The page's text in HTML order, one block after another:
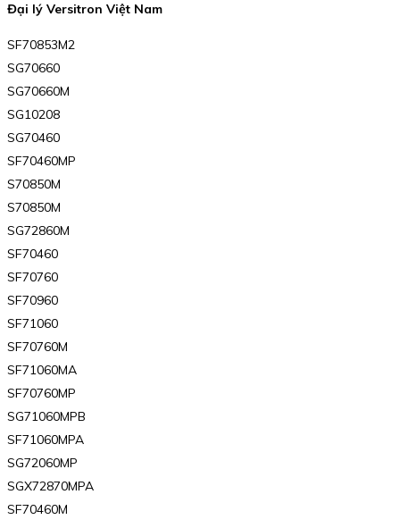
Đại lý Versitron Việt Nam
SF70853M2
SG70660
SG70660M
SG10208
SG70460
SF70460MP
S70850M
S70850M
SG72860M
SF70460
SF70760
SF70960
SF71060
SF70760M
SF71060MA
SF70760MP
SG71060MPB
SF71060MPA
SG72060MP
SGX72870MPA
SF70460M